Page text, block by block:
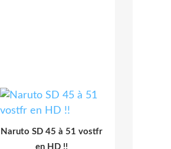
Naruto SD 45 à 51 vostfr
en HD !!